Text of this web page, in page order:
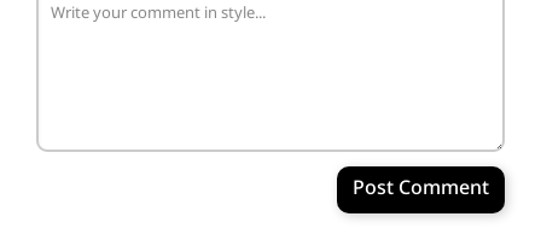
Post Comment